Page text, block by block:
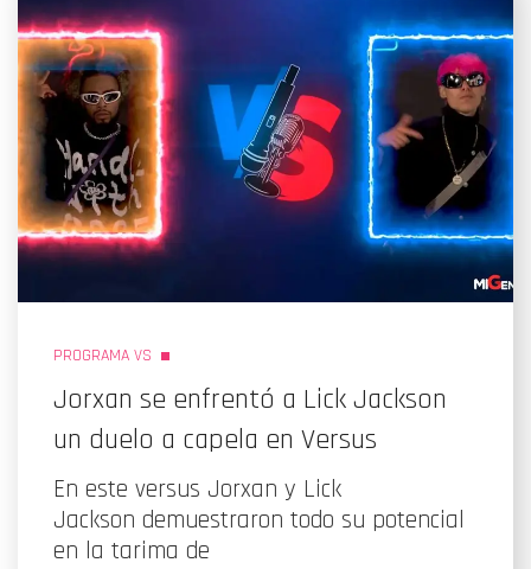
PROGRAMA VS
Jorxan se enfrentó a Lick Jackson
un duelo a capela en Versus
En este versus Jorxan y Lick
Jackson demuestraron todo su potencial
en la tarima de